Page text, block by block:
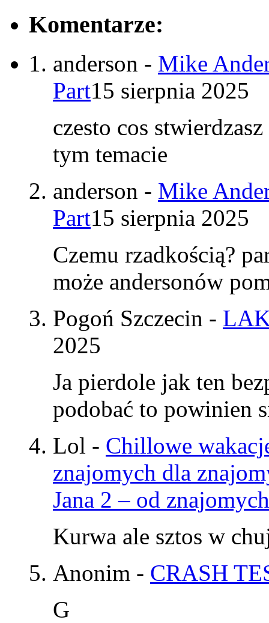
Komentarze:
anderson - Mike
Part15 sierpnia 2025
czesto cos
tym temacie
anderson - Mike
Part15 sierpnia 2025
Czemu rzadkością?
może andersonów
Pogoń Szczecin -
2025
Ja pierdole jak ten
podobać to powinien
Lol - Chillowe
znajomych dla
Jana 2 – od
Kurwa ale sztos w
Anonim - CRASH
G